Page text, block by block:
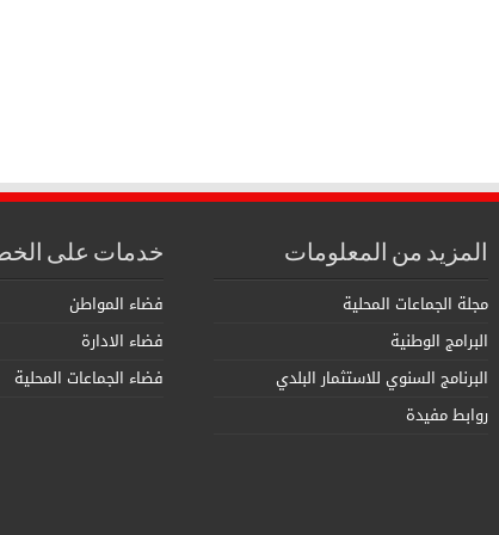
المزيد من المعلومات
مجلة الجماعات المحلية
البرامج الوطنية
البرنامج السنوي للاستثمار البلدي
روابط مفيدة
خدمات على
فضاء المواطن
فضاء الادارة
فضاء الجماعات المحلية